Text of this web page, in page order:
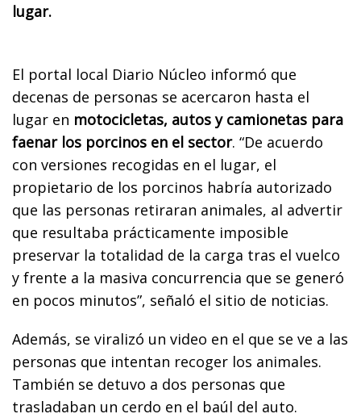
lugar.
El portal local Diario Núcleo informó que
decenas de personas se acercaron hasta el
lugar en motocicletas, autos y camionetas para
faenar los porcinos en el sector. “De acuerdo
con versiones recogidas en el lugar, el
propietario de los porcinos habría autorizado
que las personas retiraran animales, al advertir
que resultaba prácticamente imposible
preservar la totalidad de la carga tras el vuelco
y frente a la masiva concurrencia que se generó
en pocos minutos”, señaló el sitio de noticias.
Además, se viralizó un video en el que se ve a las
personas que intentan recoger los animales.
También se detuvo a dos personas que
trasladaban un cerdo en el baúl del auto.